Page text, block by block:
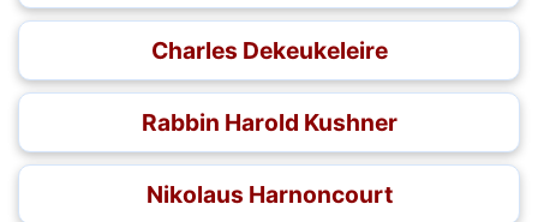
Charles Dekeukeleire
Rabbin Harold Kushner
Nikolaus Harnoncourt